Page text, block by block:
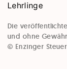
Lehrlinge
Die
und ohne
© Enzinger